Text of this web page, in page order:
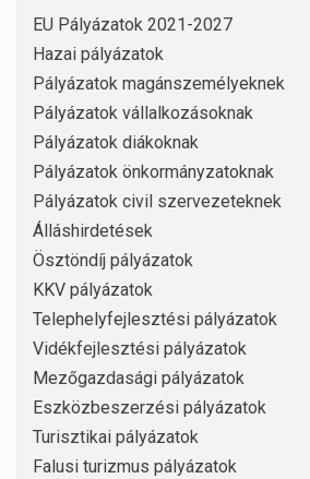
EU Pályázatok 2021-2027
Hazai pályázatok
Pályázatok magánszemélyeknek
Pályázatok vállalkozásoknak
Pályázatok diákoknak
Pályázatok önkormányzatoknak
Pályázatok civil szervezeteknek
Álláshirdetések
Ösztöndíj pályázatok
KKV pályázatok
Telephelyfejlesztési pályázatok
Vidékfejlesztési pályázatok
Mezőgazdasági pályázatok
Eszközbeszerzési pályázatok
Turisztikai pályázatok
Falusi turizmus pályázatok